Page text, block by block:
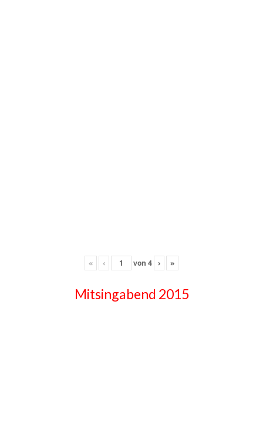
« ‹ von 4 › »
Mitsingabend 2015